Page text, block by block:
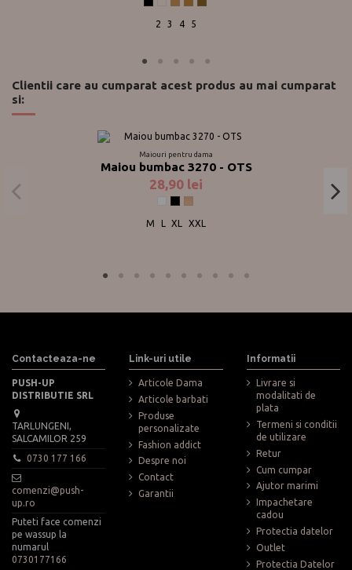
NegruFumo
DuneGazelleVisone Emy
2
3 4 5
Clientii care au cumparat acest produs au mai cumparat
si:
Maiouri pentru dama
Maiou bumbac 3270 - OTS
28,90 lei
AlbNegruNude
M
L XL XXL
Contacteaza-ne
PUSH-UP
DISTRIBUTIE SRL
TARLUNGENI,
SALCAMILOR 259
0730 177 166
comenzi@push-
up.ro
Puteti face comenzi
pe wassup la
numarul
0730177166
Link-uri utile
Articole Dama
Articole barbati
Produse
personalizate
Fashion addict
Despre noi
Contact
Garantii
Informatii
Livrare si
modalitati de
plata
Termeni si conditii
de utilizare
Retur
Cum cumpar
Ajutor marimi
Impachetare
cadou
Protectia datelor
Outlet
Protectia Datelor